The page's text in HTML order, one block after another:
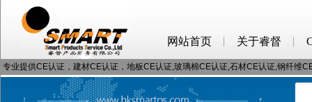
网站首页 关于睿督
专业提供CE认证，建材CE认证，地板CE认证,玻璃棉CE认证,石材CE认证,钢纤维